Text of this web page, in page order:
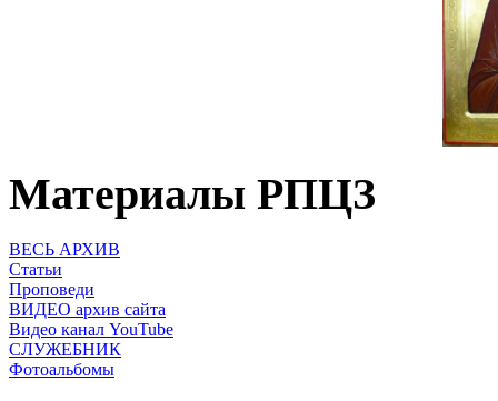
Материалы РПЦЗ
ВЕСЬ АРХИВ
Статьи
Проповеди
ВИДЕО архив сайта
Видео канал YouTube
СЛУЖЕБНИК
Фотоальбомы